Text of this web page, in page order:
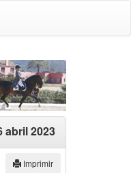
abril 2023
Imprimir